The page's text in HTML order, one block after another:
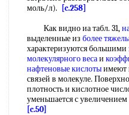
моль/л).
[c.258]
Как видно иа табл. 31,
выделенные из более
характеризуются большими
молекулярноговесаи
нафтеновые кислотыимеют
связей в молекуле.
плотность и кислотное
уменьшается с увеличением
[c.50]